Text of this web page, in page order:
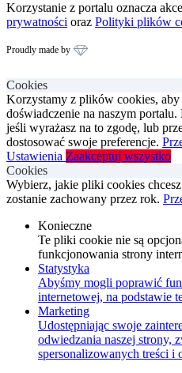
Korzystanie z portalu oznacza
prywatności oraz Polityki plików
Proudly made by
Cookies
Korzystamy z plików cookies,
doświadczenie na naszym
jeśli wyrażasz na to zgodę, lub
dostosować swoje preferencje.
Ustawienia Zaakceptuj wszystko
Cookies
Wybierz, jakie pliki cookies
zostanie zachowany przez rok.
Konieczne
Te pliki cookie nie są
funkcjonowania strony
Statystyka
Abyśmy mogli poprawić
internetowej, na podstawie
Marketing
Udostępniając swoje
odwiedzania naszej strony,
spersonalizowanych treści i